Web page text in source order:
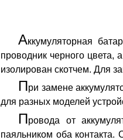
Аккумуляторная
проводник черного цвета,
изолирован скотчем. Для
При замене
для разных моделей
Провода от
паяльником оба контакта.